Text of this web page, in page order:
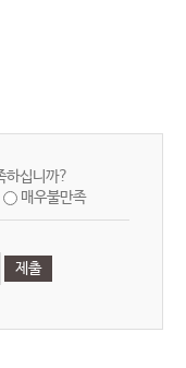
하십니까?
매우불만족